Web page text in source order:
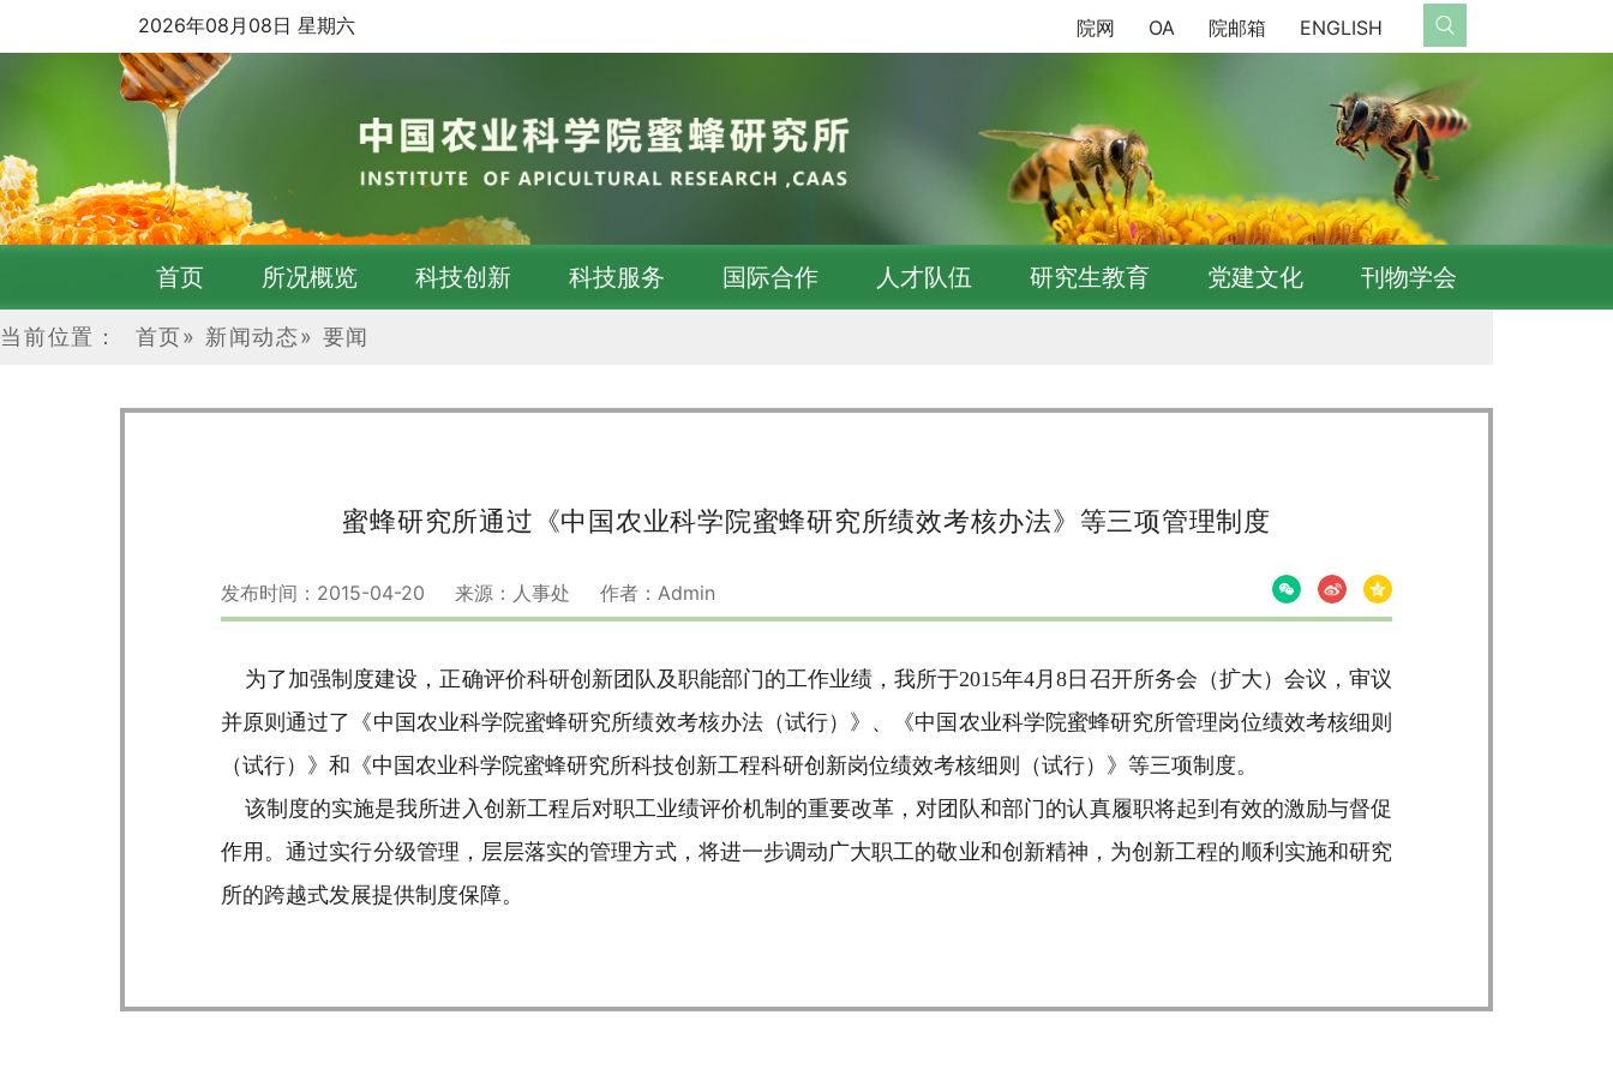
2026年08月08日 星期六 院网 OA 院邮箱 ENGLISH
首页 所况概览 科技创新 科技服务 国际合作 人才队伍 研究生教育 党建文化 刊物学会
当前位置： 首页» 新闻动态» 要闻
蜜蜂研究所通过《中国农业科学院蜜蜂研究所绩效考核办法》等三项管理制度
发布时间：2015-04-20 来源：人事处 作者：Admin
为了加强制度建设，正确评价科研创新团队及职能部门的工作业绩，我所于2015年4月8日召开所务会（扩大）会议，审议
并原则通过了《中国农业科学院蜜蜂研究所绩效考核办法（试行）》、《中国农业科学院蜜蜂研究所管理岗位绩效考核细则
（试行）》和《中国农业科学院蜜蜂研究所科技创新工程科研创新岗位绩效考核细则（试行）》等三项制度。
该制度的实施是我所进入创新工程后对职工业绩评价机制的重要改革，对团队和部门的认真履职将起到有效的激励与督促
作用。通过实行分级管理，层层落实的管理方式，将进一步调动广大职工的敬业和创新精神，为创新工程的顺利实施和研究
所的跨越式发展提供制度保障。